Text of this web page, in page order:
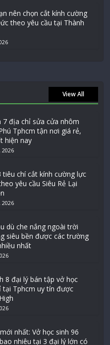
nên chọn cắt kính cường
theo yêu cầu tại Thành
View All
7 địa chỉ sửa cửa nhôm
Tphcm tận nơi giá rẻ,
hiện nay
2026
tiêu chí cắt kính cường lực
yêu cầu Siêu Rẻ Lại
2026
dù che nắng ngoài trời
siêu bền được các trường
nhất
8 đại lý bán tập vở học
tại Tphcm uy tín được
nhất: Vở học sinh 96
nhiêu tại 3 đại lý lớn có